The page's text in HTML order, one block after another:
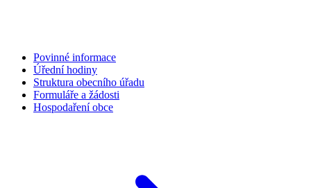
Povinné informace
Úřední hodiny
Struktura obecního úřadu
Formuláře a žádosti
Hospodaření obce